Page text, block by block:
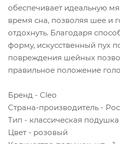
обеспечивает идеальную
время сна, позволяя шее и
отдохнуть. Благодаря
форму, искусственный пух
повреждения шейных
правильное положение
Бренд - Cleo
Страна-производитель -
Тип - классическая подушка
Цвет - розовый